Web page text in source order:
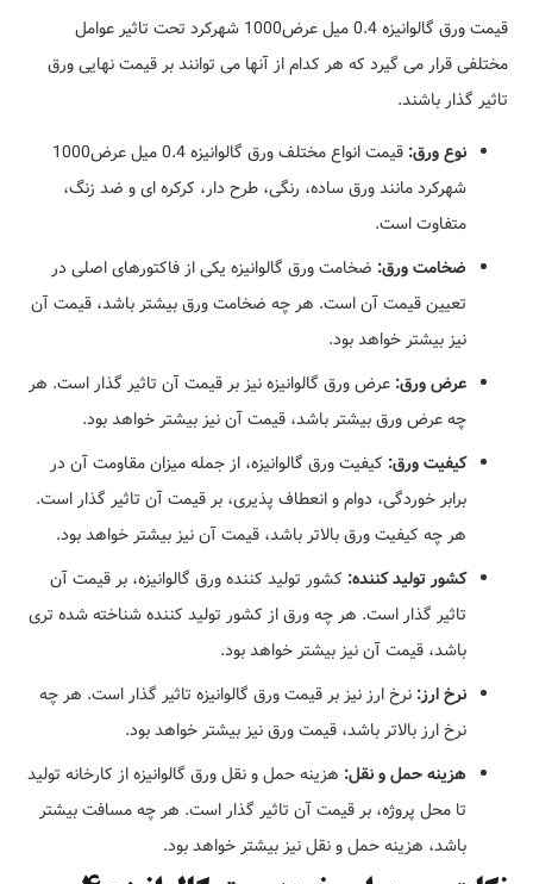
قیمت ورق گالوانیزه 0.4 میل عرض1000 شهرکرد تحت تاثیر عوامل
مختلفی قرار می گیرد که هر کدام از آنها می توانند بر قیمت نهایی ورق
تاثیر گذار باشند.
نوع ورق:
قیمت انواع مختلف ورق گالوانیزه 0.4 میل عرض1000
شهرکرد مانند ورق ساده، رنگی، طرح دار، کرکره ای و ضد زنگ،
متفاوت است.
ضخامت ورق: ضخامت ورق گالوانیزه یکی از فاکتورهای اصلی در
تعیین قیمت آن است. هر چه ضخامت ورق بیشتر باشد، قیمت آن
نیز بیشتر خواهد بود.
عرض ورق: عرض ورق گالوانیزه نیز بر قیمت آن تاثیر گذار است. هر
چه عرض ورق بیشتر باشد، قیمت آن نیز بیشتر خواهد بود.
کیفیت ورق: کیفیت ورق گالوانیزه، از جمله میزان مقاومت آن در
برابر خوردگی، دوام و انعطاف پذیری، بر قیمت آن تاثیر گذار است.
هر چه کیفیت ورق بالاتر باشد، قیمت آن نیز بیشتر خواهد بود.
کشور تولید کننده: کشور تولید کننده ورق گالوانیزه، بر قیمت آن
تاثیر گذار است. هر چه ورق از کشور تولید کننده شناخته شده تری
باشد، قیمت آن نیز بیشتر خواهد بود.
نرخ ارز: نرخ ارز نیز بر قیمت ورق گالوانیزه تاثیر گذار است. هر چه
نرخ ارز بالاتر باشد، قیمت ورق نیز بیشتر خواهد بود.
هزینه حمل و نقل: هزینه حمل و نقل ورق گالوانیزه از کارخانه تولید
تا محل پروژه، بر قیمت آن تاثیر گذار است. هر چه مسافت بیشتر
باشد، هزینه حمل و نقل نیز بیشتر خواهد بود.